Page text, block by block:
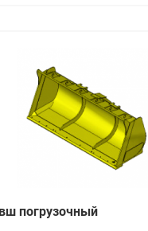
погрузочный